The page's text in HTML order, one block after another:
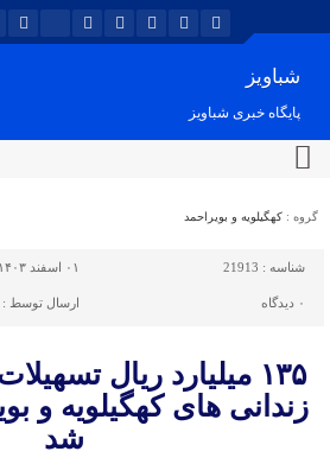
شباویز
پایگاه خبری شباویز
گروه : کهگیلویه و بویراحمد
شناسه : 21913 ۰۱ اسفند ۱۴۰۳ - ۲۲:۲۶
۰ دیدگاه ارسال توسط :
۱۳۵ میلیارد ریال
زندانی های کهگیلویه و
شد